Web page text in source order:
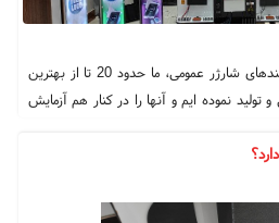
پس از مقایسه و بررسی انواع استندهای شارژر عمومی، ما حدود 20 تا از بهترین
تولید نموده ایم و آنها را در کنار هم آزمایش
کردیم و ارزیابی کردیم که هر ایستگاه شارژ
به فرد آنها را مقایسه کردیم. این بررسی